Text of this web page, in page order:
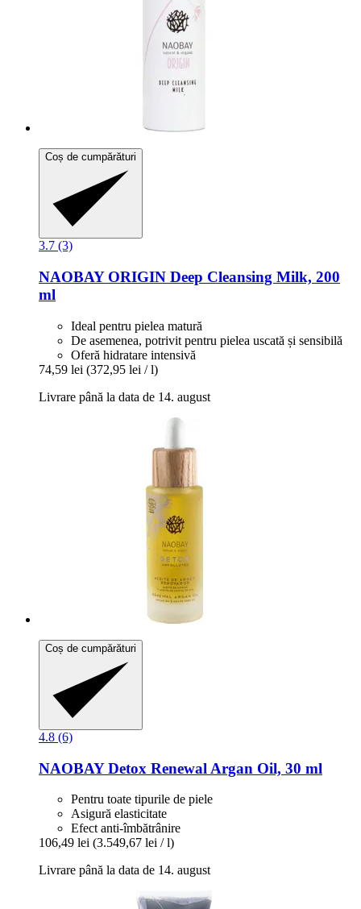
Coș de cumpărături
3.7 (3)
NAOBAYORIGIN Deep Cleansing Milk, 200
ml
Ideal pentru pielea matură
De asemenea, potrivit pentru pielea uscată și sensibilă
Oferă hidratare intensivă
74,59 lei (372,95 lei / l)
Livrare până la data de 14. august
Coș de cumpărături
4.8 (6)
NAOBAYDetox Renewal Argan Oil, 30 ml
Pentru toate tipurile de piele
Asigură elasticitate
Efect anti-îmbătrânire
106,49 lei (3.549,67 lei / l)
Livrare până la data de 14. august